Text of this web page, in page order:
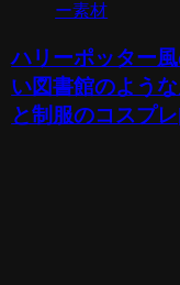
ー素材
ハリーポッター
い図書館のよう
と制服のコスプ